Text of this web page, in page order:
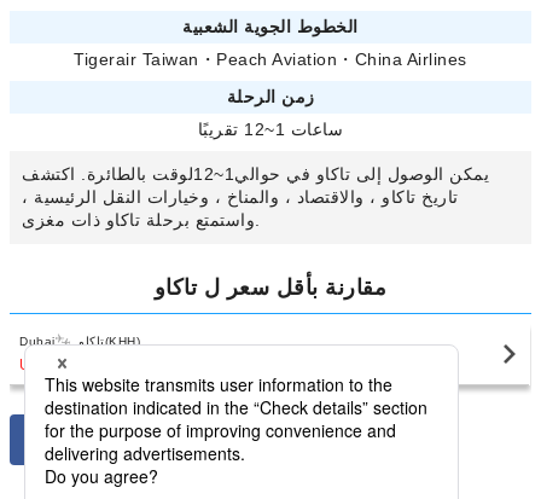
الخطوط الجوية الشعبية
Tigerair Taiwan ・ Peach Aviation ・ China Airlines
زمن الرحلة
ساعات 1~12 تقريبًا
يمكن الوصول إلى تاكاو في حوالي1~12لوقت بالطائرة. اكتشف
تاريخ تاكاو ، والاقتصاد ، والمناخ ، وخيارات النقل الرئيسية ،
مقارنة بأقل سعر ل تاكاو
Dubai تاكاو(KHH)
USD1,164